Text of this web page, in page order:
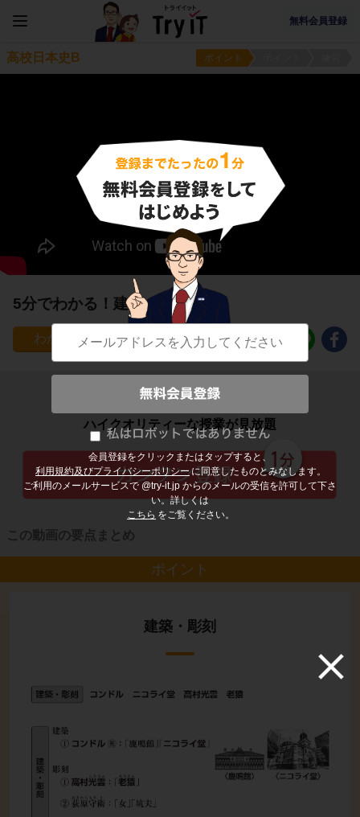
無料会員登録
会員登録をクリックまたはタップすると、
利用規約及びプライバシーポリシー に同意したものとみなします。
ご利用のメールサービスで @try-it.jp からのメールの受信を許可して下さ
い。詳しくは
こちら をご覧ください。
高校日本史B ポイント
5分でわかる！建築・彫刻
15
子どもの勉強から大人の学び直しまで
ハイクオリティーな授業が見放題
この動画の要点まとめ
ポイント
建築・彫刻